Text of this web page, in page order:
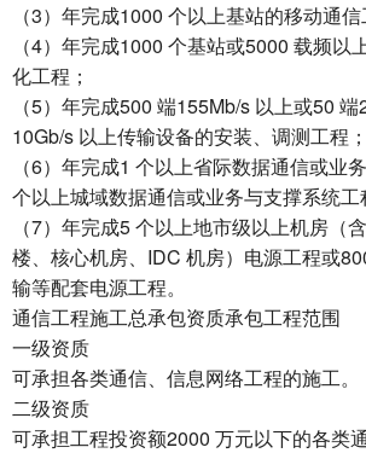
（3）年完成1000 个以上基站的移动通信
（4）年完成1000 个基站或5000 载频以
化工程；
（5）年完成500 端155Mb/s 以上或50
10Gb/s 以上传输设备的安装、调测工程；
（6）年完成1 个以上省际数据通信或业
个以上城域数据通信或业务与支撑系统工
（7）年完成5 个以上地市级以上机房（
楼、核心机房、IDC 机房）电源工程或
输等配套电源工程。
通信工程施工总承包资质承包工程范围
一级资质
可承担各类通信、信息网络工程的施工。
二级资质
可承担工程投资额2000 万元以下的各类